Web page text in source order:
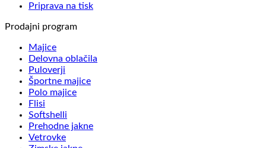
Priprava na tisk
Prodajni program
Majice
Delovna oblačila
Puloverji
Športne majice
Polo majice
Flisi
Softshelli
Prehodne jakne
Vetrovke